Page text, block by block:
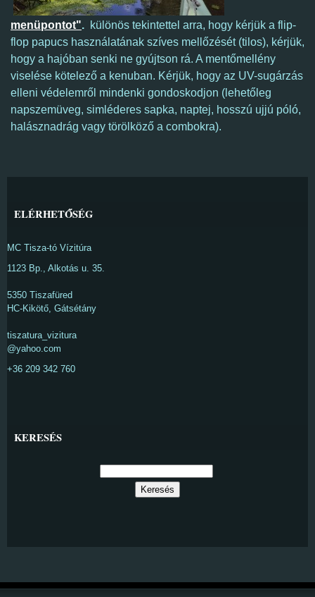
menüpontot". különös tekintettel arra, hogy kérjük a flip-
flop papucs használatának szíves mellőzését (tilos), kérjük,
hogy a hajóban senki ne gyújtson rá. A mentőmellény
viselése kötelező a kenuban. Kérjük, hogy az UV-sugárzás
elleni védelemről mindenki gondoskodjon (lehetőleg
napszemüveg, simléderes sapka, naptej, hosszú ujjú póló,
halásznadrág vagy törölköző a combokra).
ELÉRHETŐSÉG
MC Tisza-tó Vízitúra
1123 Bp., Alkotás u. 35.
5350 Tiszafüred
HC-Kikötő, Gátsétány
tiszatura_vizitura
@yahoo.com
+36 209 342 760
KERESÉS